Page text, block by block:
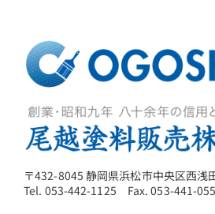
〒432-8045 静岡県浜松市中央区西浅
Tel. 053-442-1125 Fax. 053-441-